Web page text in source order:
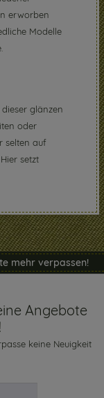
erworben
Modelle
glänzen
oder
selten auf
setzt
mehr verpassen!
Angebote
keine Neuigkeit